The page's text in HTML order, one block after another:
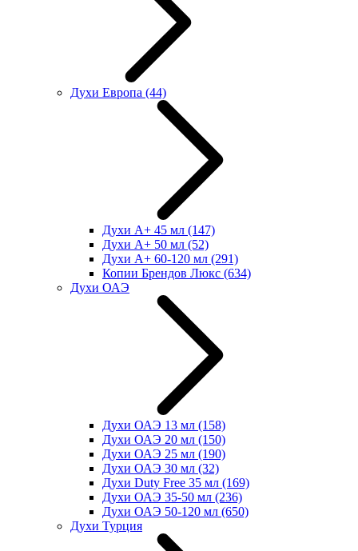
Духи Европа (44)
Духи А+ 45 мл (147)
Духи А+ 50 мл (52)
Духи А+ 60-120 мл (291)
Копии Брендов Люкс (634)
Духи ОАЭ
Духи ОАЭ 13 мл (158)
Духи ОАЭ 20 мл (150)
Духи ОАЭ 25 мл (190)
Духи ОАЭ 30 мл (32)
Духи Duty Free 35 мл (169)
Духи ОАЭ 35-50 мл (236)
Духи ОАЭ 50-120 мл (650)
Духи Турция